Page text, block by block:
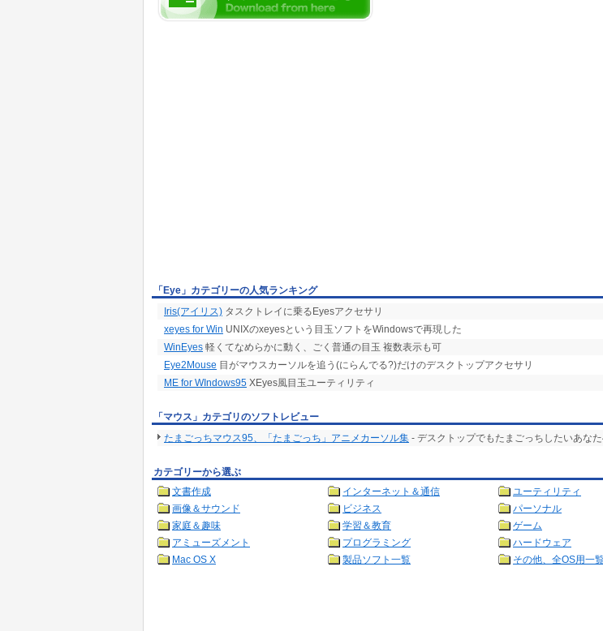
「Eye」カテゴリーの人気ランキング
Iris(アイリス) タスクトレイに乗るEyesアクセサリ
xeyes for Win UNIXのxeyesという目玉ソフトをWindowsで再現した
WinEyes 軽くてなめらかに動く、ごく普通の目玉 複数表示も可
Eye2Mouse 目がマウスカーソルを追う(にらんでる?)だけのデスクトップアクセサリ
ME for WIndows95 XEyes風目玉ユーティリティ
「マウス」カテゴリのソフトレビュー
たまごっちマウス95、「たまごっち」アニメカーソル集 - デスクトップでもたまごっちしたいあな
カテゴリーから選ぶ
文書作成
インターネット＆通信
ユーティリティ
画像＆サウンド
ビジネス
パーソナル
家庭＆趣味
学習＆教育
ゲーム
アミューズメント
プログラミング
ハードウェア
Mac OS X
製品ソフト一覧 その他、全OS用一